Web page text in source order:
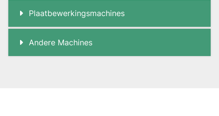
Plaatbewerkingsmachines
Andere Machines